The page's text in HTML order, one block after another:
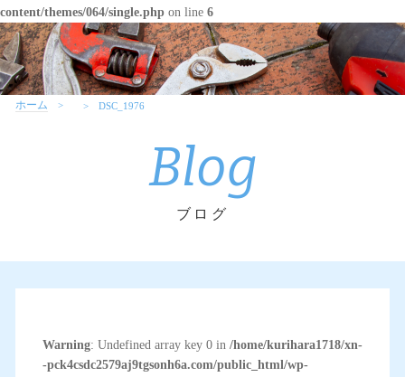
content/themes/064/single.php on line 6
ホーム DSC_1976
Blog
ブログ
Warning: Undefined array key 0 in /home/kurihara1718/xn-
-pck4csdc2579aj9tgsonh6a.com/public_html/wp-